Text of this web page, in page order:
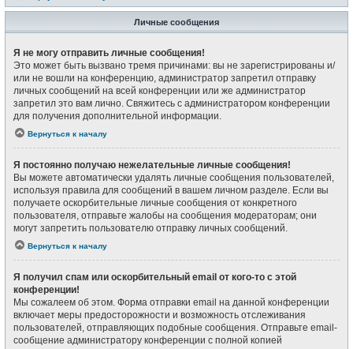
Личные сообщения
Я не могу отправить личные сообщения!
Это может быть вызвано тремя причинами: вы не зарегистрированы и/
или не вошли на конференцию, администратор запретил отправку
личных сообщений на всей конференции или же администратор
запретил это вам лично. Свяжитесь с администратором конференции
для получения дополнительной информации.
Вернуться к началу
Я постоянно получаю нежелательные личные сообщения!
Вы можете автоматически удалять личные сообщения пользователей,
используя правила для сообщений в вашем личном разделе. Если вы
получаете оскорбительные личные сообщения от конкретного
пользователя, отправьте жалобы на сообщения модераторам; они
могут запретить пользователю отправку личных сообщений.
Вернуться к началу
Я получил спам или оскорбительный email от кого-то с этой
конференции!
Мы сожалеем об этом. Форма отправки email на данной конференции
включает меры предосторожности и возможность отслеживания
пользователей, отправляющих подобные сообщения. Отправьте email-
сообщение администратору конференции с полной копией